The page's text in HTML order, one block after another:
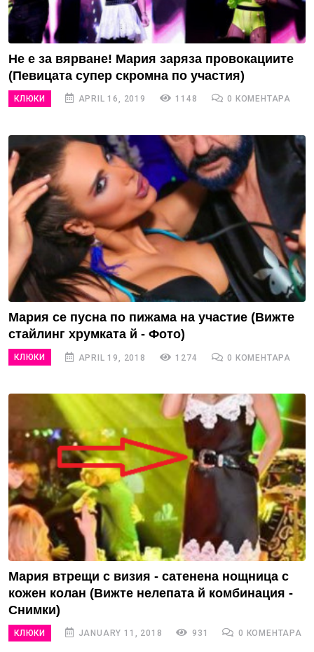
Не е за вярване! Мария заряза провокациите
(Певицата супер скромна по участия)
КЛЮКИ APRIL 16, 2019 1148 0 КОМЕНТАРА
Мария се пусна по пижама на участие (Вижте
стайлинг хрумката й - Фото)
КЛЮКИ APRIL 19, 2018 1274 0 КОМЕНТАРА
Мария втрещи с визия - сатенена нощница с
кожен колан (Вижте нелепата й комбинация -
Снимки)
КЛЮКИ JANUARY 11, 2018 931 0 КОМЕНТАРА